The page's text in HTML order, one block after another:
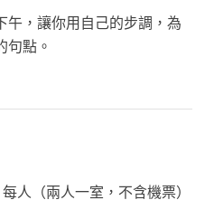
午，讓你用自己的步調，為
句點。
人（兩人一室，不含機票）